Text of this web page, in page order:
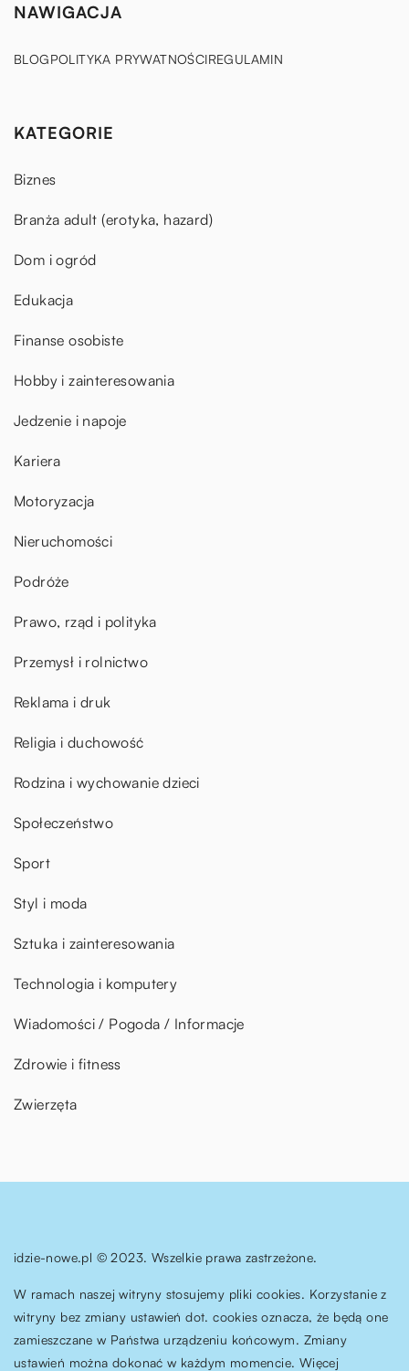
NAWIGACJA
BLOGPOLITYKA PRYWATNOŚCIREGULAMIN
KATEGORIE
Biznes
Branża adult (erotyka, hazard)
Dom i ogród
Edukacja
Finanse osobiste
Hobby i zainteresowania
Jedzenie i napoje
Kariera
Motoryzacja
Nieruchomości
Podróże
Prawo, rząd i polityka
Przemysł i rolnictwo
Reklama i druk
Religia i duchowość
Rodzina i wychowanie dzieci
Społeczeństwo
Sport
Styl i moda
Sztuka i zainteresowania
Technologia i komputery
Wiadomości / Pogoda / Informacje
Zdrowie i fitness
Zwierzęta
idzie-nowe.pl © 2023. Wszelkie prawa zastrzeżone.
W ramach naszej witryny stosujemy pliki cookies. Korzystanie z
witryny bez zmiany ustawień dot. cookies oznacza, że będą one
zamieszczane w Państwa urządzeniu końcowym. Zmiany
ustawień można dokonać w każdym momencie. Więcej